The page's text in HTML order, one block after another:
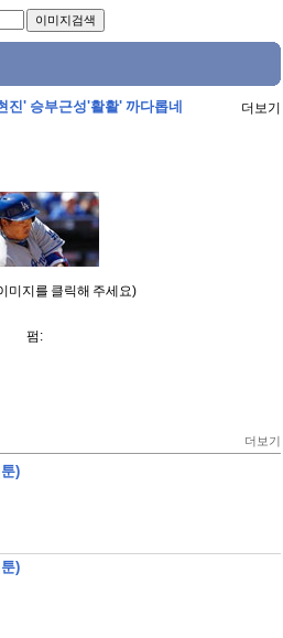
진' 승부근성'활활' 까다롭네 더보기
미지를 클릭해 주세요)
펌:
더보기
)
)